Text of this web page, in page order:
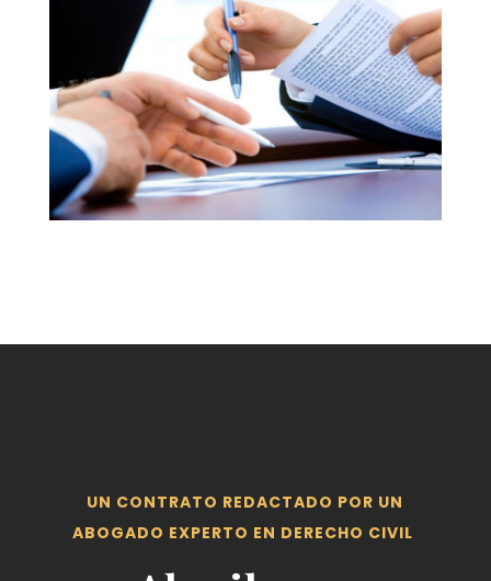
UN CONTRATO REDACTADO POR UN
ABOGADO EXPERTO EN DERECHO CIVIL